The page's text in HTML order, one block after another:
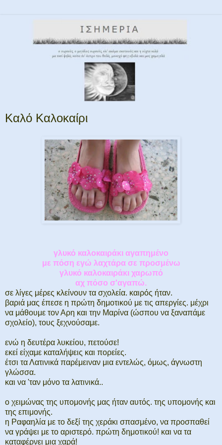
Καλό Καλοκαίρι
γλυκό καλοκαιράκι αγαπημένο
με πόση εγώ λαχτάρα σε προσμένω
γλυκό καλοκαιράκι χαρωπό
αχ πόσο σ'αγαπώ.
σε λίγες μέρες κλείνουν τα σχολεία. καιρός ήταν.
βαριά μας έπεσε η πρώτη δημοτικού με τις απεργίες. μέχρι
να μάθουμε τον Αρη και την Μαρίνα (ώσπου να ξαναπάμε
σχολείο), τους ξεχνούσαμε.
ενώ η δευτέρα λυκείου, πετούσε!
εκεί είχαμε καταλήψεις και πορείες.
έτσι τα Λατινικά παρέμειναν μια εντελώς, όμως, άγνωστη
γλώσσα.
και να 'ταν μόνο τα λατινικά..
ο χειμώνας της υπομονής μας ήταν αυτός. της υπομονής και
της επιμονής.
η Ραφαηλία με το δεξί της χεράκι σπασμένο, να προσπαθεί
να γράψει με το αριστερό. πρώτη δημοτικού! και να τα
καταφέρνει μια χαρά!